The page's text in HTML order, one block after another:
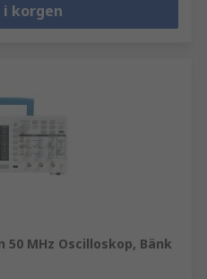
i korgen
50 MHz Oscilloskop, Bänk